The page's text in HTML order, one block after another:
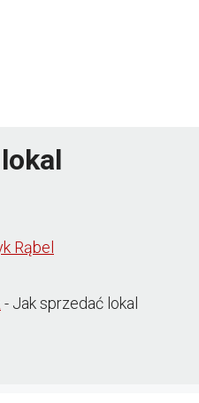
Rąbel
- Jak sprzedać lokal